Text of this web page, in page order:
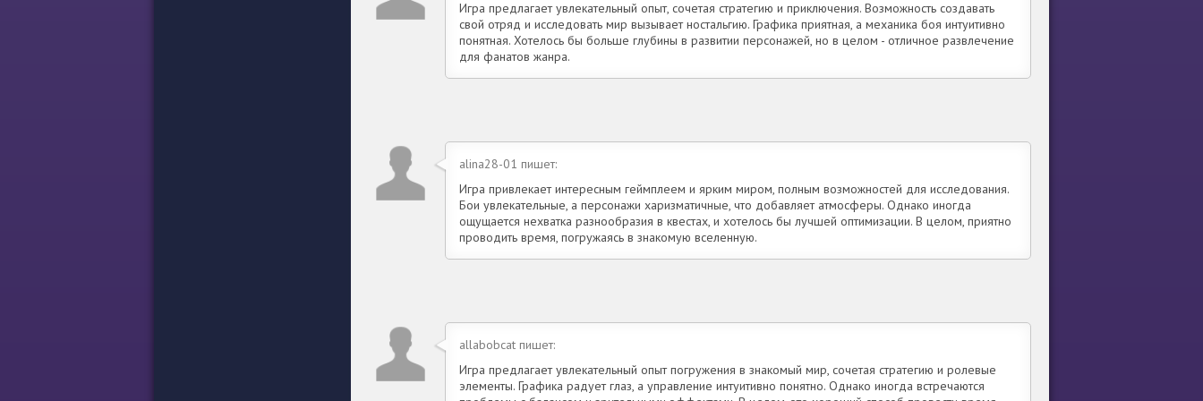
Игра предлагает увлекательный опыт, сочетая стратегию и приключения. Возможность создавать
свой отряд и исследовать мир вызывает ностальгию. Графика приятная, а механика боя интуитивно
понятная. Хотелось бы больше глубины в развитии персонажей, но в целом - отличное развлечение
для фанатов жанра.
alina28-01 пишет:
Игра привлекает интересным геймплеем и ярким миром, полным возможностей для исследования.
Бои увлекательные, а персонажи харизматичные, что добавляет атмосферы. Однако иногда
ощущается нехватка разнообразия в квестах, и хотелось бы лучшей оптимизации. В целом, приятно
проводить время, погружаясь в знакомую вселенную.
allabobcat пишет:
Игра предлагает увлекательный опыт погружения в знакомый мир, сочетая стратегию и ролевые
элементы. Графика радует глаз, а управление интуитивно понятно. Однако иногда встречаются